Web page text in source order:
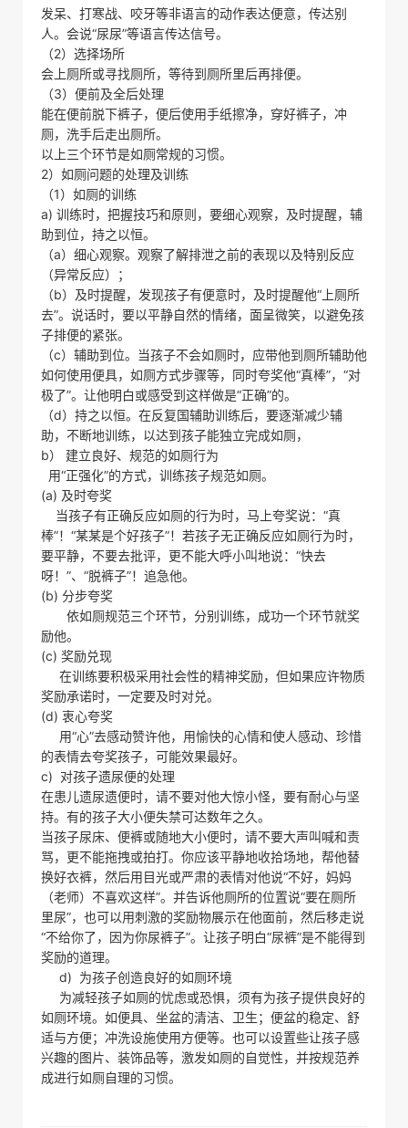
发呆、打寒战、咬牙等非语言的动作表达便意，传达别
人。会说“尿尿”等语言传达信号。
（2）选择场所
会上厕所或寻找厕所，等待到厕所里后再排便。
（3）便前及全后处理
能在便前脱下裤子，便后使用手纸擦净，穿好裤子，冲
厕，洗手后走出厕所。
以上三个环节是如厕常规的习惯。
2）如厕问题的处理及训练
（1）如厕的训练
a) 训练时，把握技巧和原则，要细心观察，及时提醒，辅
助到位，持之以恒。
（a）细心观察。观察了解排泄之前的表现以及特别反应
（异常反应）；
（b）及时提醒，发现孩子有便意时，及时提醒他“上厕所
去”。说话时，要以平静自然的情绪，面呈微笑，以避免孩
子排便的紧张。
（c）辅助到位。当孩子不会如厕时，应带他到厕所辅助他
如何使用便具，如厕方式步骤等，同时夸奖他“真棒”，“对
极了”。让他明白或感受到这样做是“正确”的。
（d）持之以恒。在反复国辅助训练后，要逐渐减少辅
助，不断地训练，以达到孩子能独立完成如厕，
b） 建立良好、规范的如厕行为
用“正强化”的方式，训练孩子规范如厕。
(a) 及时夸奖
当孩子有正确反应如厕的行为时，马上夸奖说：“真
棒”！“某某是个好孩子”！若孩子无正确反应如厕行为时，
要平静，不要去批评，更不能大呼小叫地说：“快去
呀！”、“脱裤子”！追急他。
(b) 分步夸奖
依如厕规范三个环节，分别训练，成功一个环节就奖
励他。
(c) 奖励兑现
在训练要积极采用社会性的精神奖励，但如果应许物质
奖励承诺时，一定要及时对兑。
(d) 衷心夸奖
用“心”去感动赞许他，用愉快的心情和使人感动、珍惜
的表情去夸奖孩子，可能效果最好。
c) 对孩子遗尿便的处理
在患儿遗尿遗便时，请不要对他大惊小怪，要有耐心与坚
持。有的孩子大小便失禁可达数年之久。
当孩子尿床、便裤或随地大小便时，请不要大声叫喊和责
骂，更不能拖拽或拍打。你应该平静地收拾场地，帮他替
换好衣裤，然后用目光或严肃的表情对他说“不好，妈妈
（老师）不喜欢这样”。并告诉他厕所的位置说“要在厕所
里尿”，也可以用刺激的奖励物展示在他面前，然后移走说
“不给你了，因为你尿裤子”。让孩子明白“尿裤”是不能得到
奖励的道理。
d) 为孩子创造良好的如厕环境
为减轻孩子如厕的忧虑或恐惧，须有为孩子提供良好的
如厕环境。如便具、坐盆的清洁、卫生；便盆的稳定、舒
适与方便；冲洗设施使用方便等。也可以设置些让孩子感
兴趣的图片、装饰品等，激发如厕的自觉性，并按规范养
成进行如厕自理的习惯。